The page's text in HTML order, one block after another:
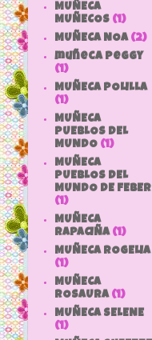
MUÑECA
MUÑECOS (1)
MUÑECA NOA (2)
muñeca peggy
(1)
MUÑECA POLILLA
(1)
MUÑECA
PUEBLOS DEL
MUNDO (1)
MUÑECA
PUEBLOS DEL
MUNDO DE FEBER
(1)
MUÑECA
RAPACIÑA (1)
MUÑECA ROGELIA
(1)
MUÑECA
ROSAURA (1)
MUÑECA SELENE
(1)